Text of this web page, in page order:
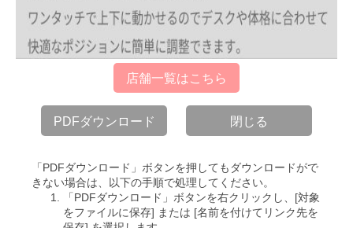
店舗一覧はこちら
PDFダウンロード 閉じる
「PDFダウンロード」ボタンを押してもダウンロードがで
きない場合は、以下の手順で処理してください。
「PDFダウンロード」ボタンを右クリックし、[対象
をファイルに保存] または [名前を付けてリンク先を